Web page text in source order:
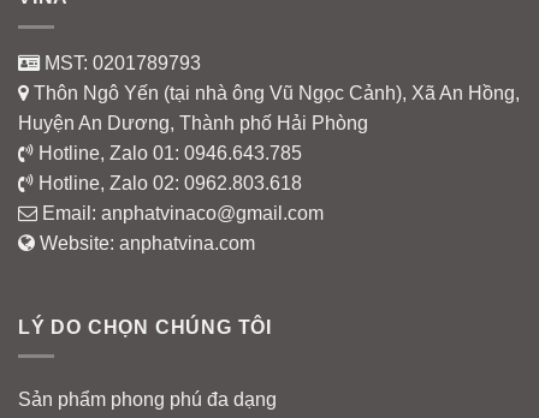
MST: 0201789793
Thôn Ngô Yến (tại nhà ông Vũ Ngọc Cảnh), Xã An Hồng,
Huyện An Dương, Thành phố Hải Phòng
Hotline, Zalo 01: 0946.643.785
Hotline, Zalo 02: 0962.803.618
Email: anphatvinaco@gmail.com
Website: anphatvina.com
LÝ DO CHỌN CHÚNG TÔI
Sản phẩm phong phú đa dạng